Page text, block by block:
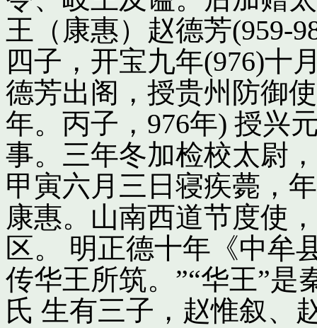
王（康惠）赵德芳(959-
四子，开宝九年(976)十
德芳出阁，授贵州防御
年。丙子，976年) 授兴
事。三年冬加检校太尉
甲寅六月三日寝疾薨，
康惠。山南西道节度使
区。 明正德十年《中牟
传华王所筑。”“华王”是
氏 生有三子，赵惟叙、